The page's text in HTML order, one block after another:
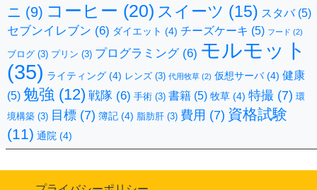
ニ (9) コーヒー (20) スイーツ (15) スタバ(5)
セブンイレブン (6) ダイエット (4) チーズケーキ (5) フード (2)
ブログ (3) プリン (3) プログラミング(6) モルモット
(35) ライティング (4) レンズ (3) 代用牧草 (2) 仮想サーバ(4) 健康
(5) 勉強 (12) 戦隊 (6) 手術 (3) 書籍 (5) 牧草 (4) 特撮 (7) 環
境構築 (3) 目標 (7) 簿記 (4) 脂肪肝 (3) 費用 (7) 資格試験
(11) 通院 (4)